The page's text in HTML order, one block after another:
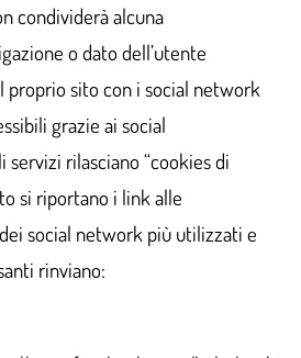
condividerà alcuna
o dato dell’utente
proprio sito con i social network
grazie ai social
rilasciano “cookies di
si riportano i link alle
social network più utilizzati e
rinviano: